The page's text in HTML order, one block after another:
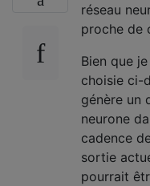
réseau
proche de
Bien que
choisie ci-
génère un
neurone
cadence
sortie
pourrait